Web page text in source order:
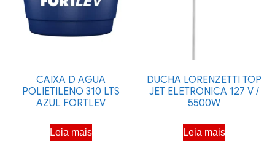
CAIXA D AGUA
POLIETILENO 310 LTS
AZUL FORTLEV
Leia mais
DUCHA LORENZETTI TOP
JET ELETRONICA 127 V /
5500W
Leia mais